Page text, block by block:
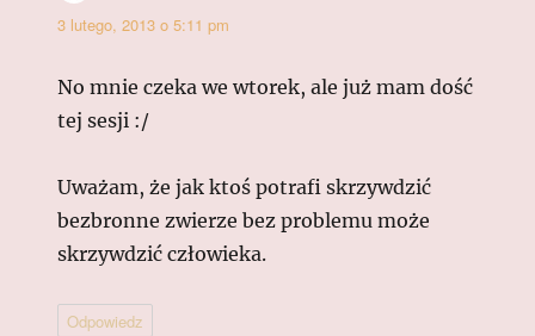
3 lutego, 2013 o 5:11 pm
No mnie czeka we wtorek, ale już mam dość
tej sesji :/
Uważam, że jak ktoś potrafi skrzywdzić
bezbronne zwierze bez problemu może
skrzywdzić człowieka.
Odpowiedz